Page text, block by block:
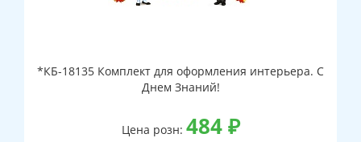
*КБ-18135 Комплект для оформления интерьера. С
Днем Знаний!
Цена розн: 484₽